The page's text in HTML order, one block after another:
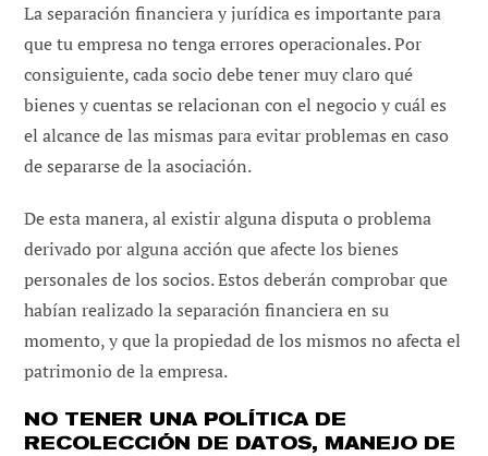
La separación financiera y jurídica es importante para
que tu empresa no tenga errores operacionales. Por
consiguiente, cada socio debe tener muy claro qué
bienes y cuentas se relacionan con el negocio y cuál es
el alcance de las mismas para evitar problemas en caso
de separarse de la asociación.
De esta manera, al existir alguna disputa o problema
derivado por alguna acción que afecte los bienes
personales de los socios. Estos deberán comprobar que
habían realizado la separación financiera en su
momento, y que la propiedad de los mismos no afecta el
patrimonio de la empresa.
NO TENER UNA POLÍTICA DE
RECOLECCIÓN DE DATOS, MANEJO DE